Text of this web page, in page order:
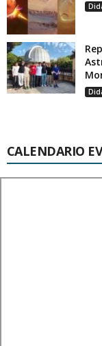
CALENDARIO